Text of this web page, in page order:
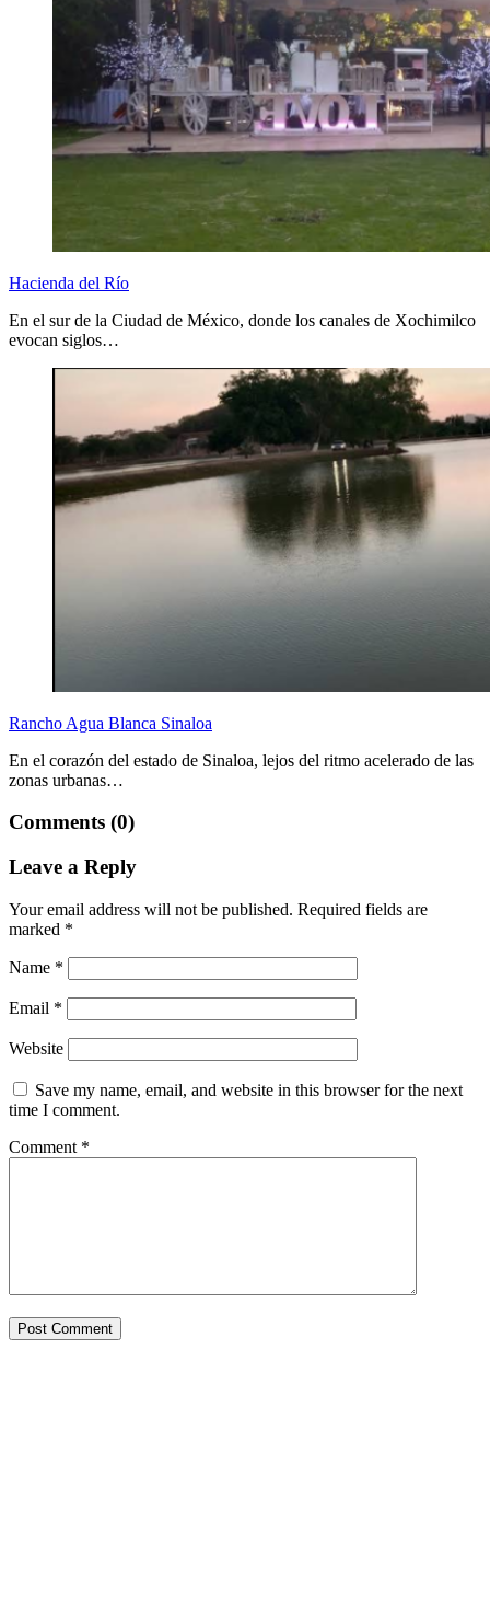
Hacienda del Río
En el sur de la Ciudad de México, donde los canales de Xochimilco
evocan siglos…
Rancho Agua Blanca Sinaloa
En el corazón del estado de Sinaloa, lejos del ritmo acelerado de las
zonas urbanas…
Comments (0)
Leave a Reply
Your email address will not be published. Required fields are
marked *
Name *
Email *
Website
Save my name, email, and website in this browser for the next
time I comment.
Comment *